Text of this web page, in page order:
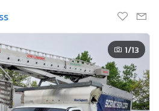
1/13